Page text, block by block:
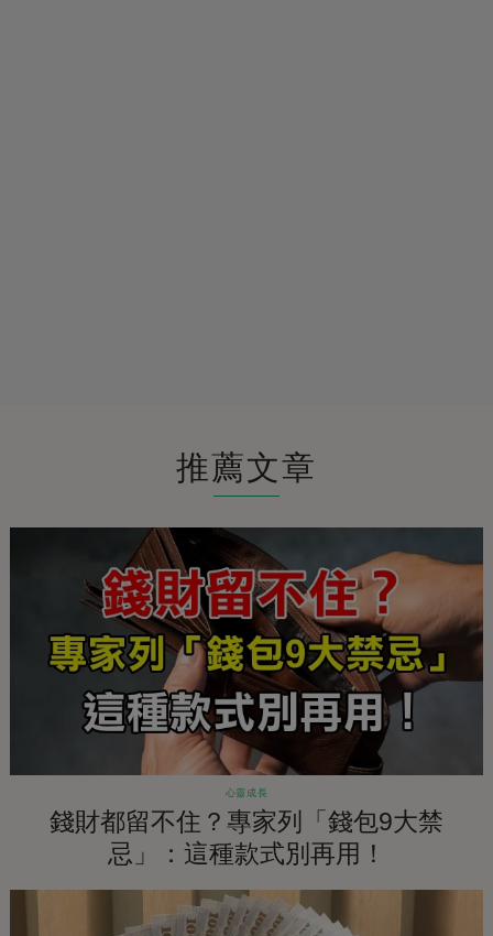
推薦文章
心靈成長
錢財都留不住？專家列「錢包9大禁
忌」：這種款式別再用！